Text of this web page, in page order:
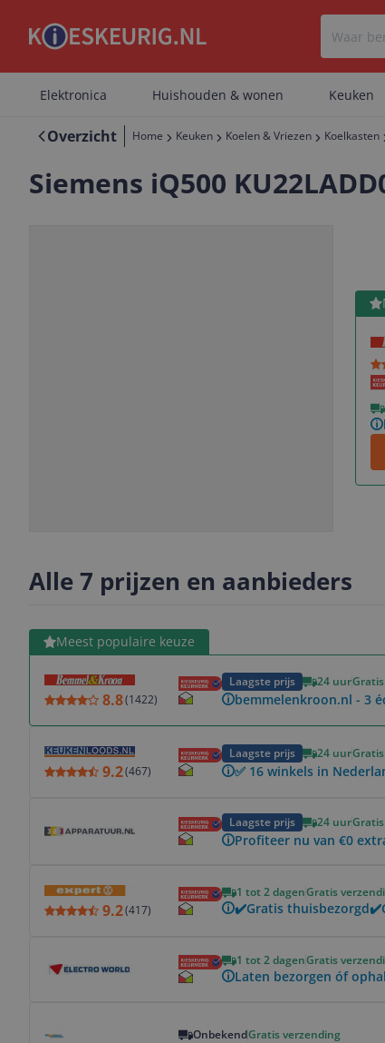
Elektronica Huishouden & wonen Keuken
Overzicht Home Keuken Koelen & Vriezen Koelkasten
Siemens iQ500
Alle 7 prijzen en aanbieders
Meest populaire keuze
8.8(1422)
Laagste prijs 24 uur
bemmelenkroon.nl - 3
Bekijk product
9.2(467)
Laagste prijs 24 uur
✅ 16 winkels in
Laagste prijs 24 uur
Profiteer nu van €0
9.2(417)
1 tot 2 dagenGratis
✔️Gratis
1 tot 2 dagenGratis
Laten bezorgen óf
OnbekendGratis verzending